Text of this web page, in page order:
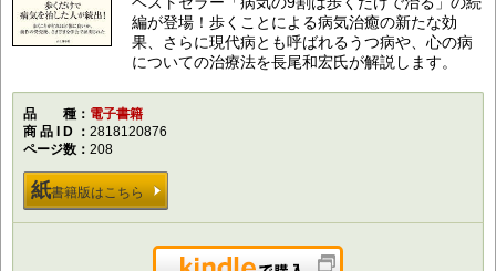
編が登場！歩くことによる病気治癒の新たな効
果、さらに現代病とも呼ばれるうつ病や、心の病
についての治療法を長尾和宏氏が解説します。
品種電子書籍
商品ID
2818120876
ページ数
208
紙書籍版はこちら